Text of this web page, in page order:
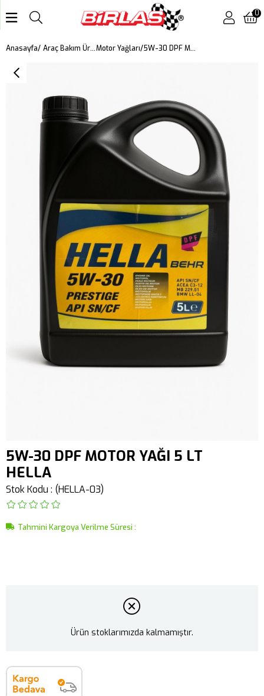
0
Anasayfa Araç Bakım ÜrünleriMotor Yağları 5W-30 DPF MOTOR YAĞI 5 LT
5W-30 DPF MOTOR YAĞI 5 LT
HELLA
Stok Kodu (HELLA-03)
Tahmini Kargoya Verilme Süresi :
Ürün stoklarımızda kalmamıştır.